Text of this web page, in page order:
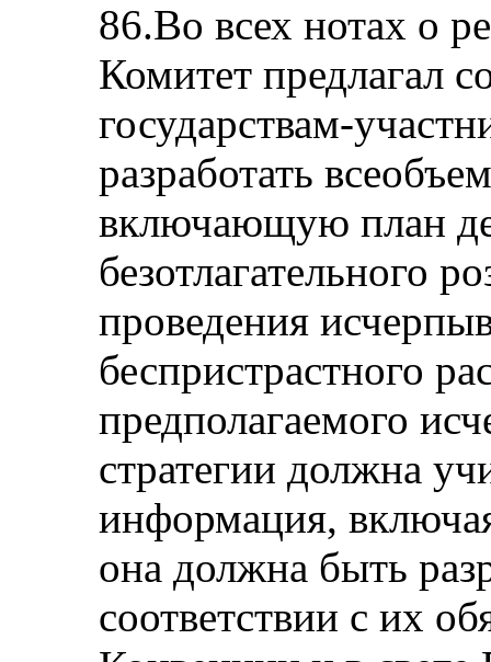
86.Во всех нотах о
Комитет предлагал
государствам-
разработать
включающую план
безотлагательного
проведения
беспристрастного
предполагаемого
стратегии должна
информация,
она должна быть
соответствии с их